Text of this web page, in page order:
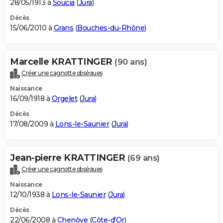
28/05/1913 à Soucia (Jura)
Décès
15/06/2010 à Grans (Bouches-du-Rhône)
Marcelle KRATTINGER (90 ans)
Créer une cagnotte obsèques
Naissance
16/09/1918 à Orgelet(Jura)
Décès
17/08/2009 à Lons-le-Saunier(Jura)
Jean-pierre KRATTINGER (69 ans)
Créer une cagnotte obsèques
Naissance
12/10/1938 à Lons-le-Saunier(Jura)
Décès
22/06/2008 à Chenôve (Côte-d'Or)